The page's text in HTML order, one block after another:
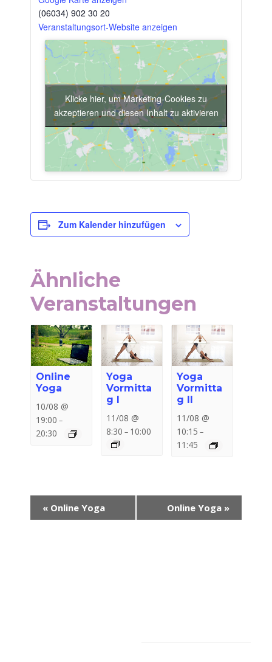
(06034) 902 30 20
Veranstaltungsort-Website anzeigen
Klicke hier, um Marketing-Cookies zu
akzeptieren und diesen Inhalt zu aktivieren
Zum Kalender hinzufügen
Ähnliche
Veranstaltungen
Online
Yoga
10/08 @
19:00 –
20:30
Yoga
Vormitta
g I
11/08 @
8:30 – 10:00
Yoga
Vormitta
g II
11/08 @
10:15 –
11:45
Veranstaltung-
Navigation
« Online Yoga Online Yoga »